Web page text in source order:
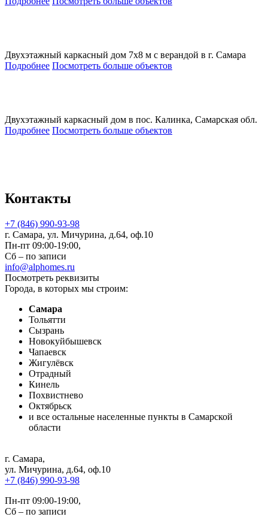
Двухэтажный каркасный дом 7х8 м с верандой в г. Самара
Подробнее Посмотреть больше объектов
Двухэтажный каркасный дом в пос. Калинка, Самарская обл.
Подробнее Посмотреть больше объектов
Контакты
+7 (846) 990-93-98
г. Самара, ул. Мичурина, д.64, оф.10
Пн-пт 09:00-19:00,
Сб – по записи
info@alphomes.ru
Посмотреть реквизиты
Города, в которых мы строим:
Самара
Тольятти
Сызрань
Новокуйбышевск
Чапаевск
Жигулёвск
Отрадный
Кинель
Похвистнево
Октябрьск
и все остальные населенные пункты в Самарской
области
г. Самара,
ул. Мичурина, д.64, оф.10
+7 (846) 990-93-98
Пн-пт 09:00-19:00,
Сб – по записи